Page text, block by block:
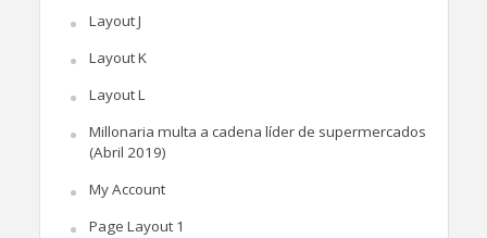
Layout J
Layout K
Layout L
Millonaria multa a cadena líder de supermercados
(Abril 2019)
My Account
Page Layout 1